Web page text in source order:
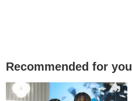
Recommended for you